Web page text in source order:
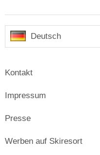
Deutsch
Kontakt
Impressum
Presse
Werben auf Skiresort